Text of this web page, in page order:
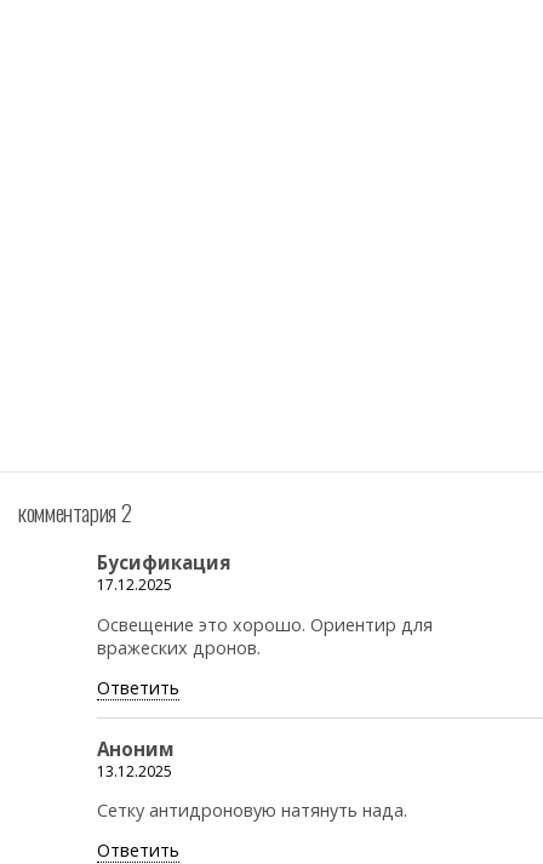
комментария 2
Бусификация
17.12.2025
Освещение это хорошо. Ориентир для
вражеских дронов.
Ответить
Аноним
13.12.2025
Сетку антидроновую натянуть нада.
Ответить